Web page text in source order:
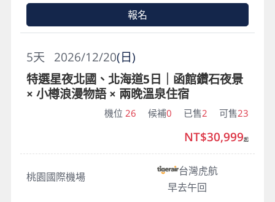
報名
2026/12/20(日)
5天
特選星夜北國、北海道5日｜函館鑽石夜景
× 小樽浪漫物語 × 兩晚溫泉住宿
機位 26 候補0 已售2 可售23
桃園國際機場
台灣虎航
早去午回
NT$30,999起